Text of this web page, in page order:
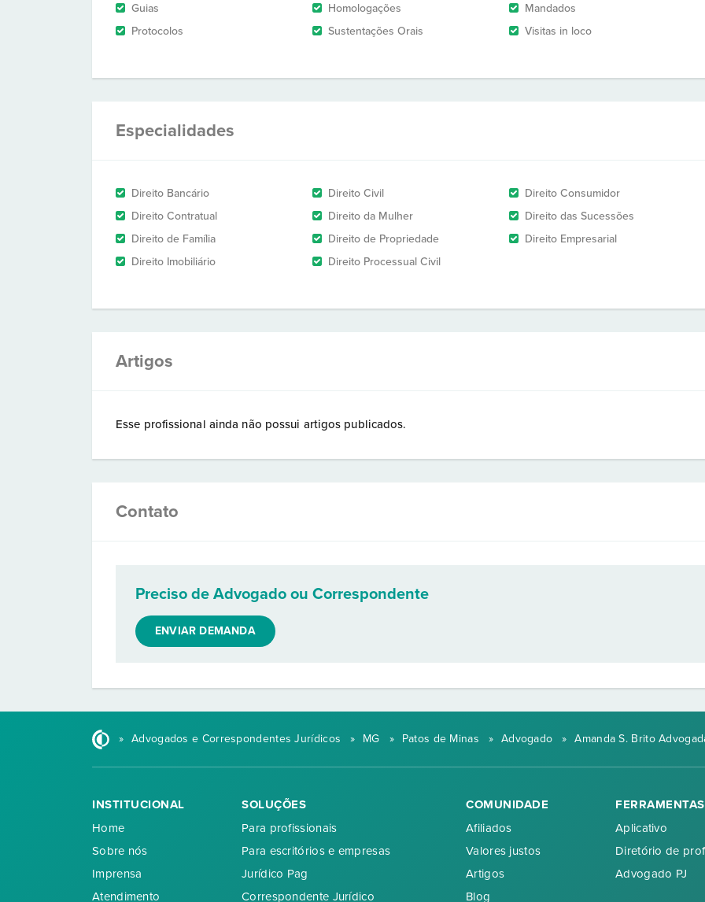
Guias
Homologações
Mandados
Protocolos
Sustentações Orais Visitas in loco
Especialidades
Direito Bancário Direito Civil
Direito Consumidor
Direito Contratual
Direito da Mulher
Direito das Sucessões
Direito de Família
Direito de Propriedade
Direito Empresarial
Direito Imobiliário
Direito Processual Civil
Artigos
Esse profissional ainda não possui artigos publicados.
Contato
Preciso de Advogado ou Correspondente
ENVIAR DEMANDA
» Advogados e Correspondentes Jurídicos » MG » Patos de Minas » Advogado » Amanda S. Brito
INSTITUCIONAL
Home
Sobre nós
Imprensa
Atendimento
SOLUÇÕES
Para profissionais
Para escritórios e empresas
Jurídico Pag
Correspondente Jurídico
COMUNIDADE
Afiliados
Valores justos
Artigos
Blog
FERRAMENTAS
Aplicativo
Diretório de
Advogado PJ